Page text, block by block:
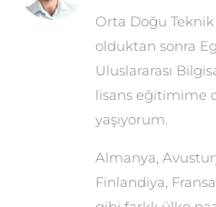
Orta Doğu
olduktan sonra
Uluslararası
lisans eğitimime
yaşıyorum.
Almanya,
Finlandiya,